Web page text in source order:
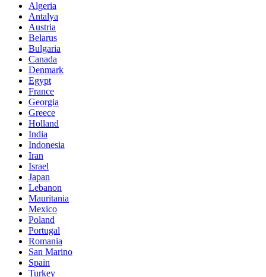
Algeria
Antalya
Austria
Belarus
Bulgaria
Canada
Denmark
Egypt
France
Georgia
Greece
Holland
India
Indonesia
Iran
Israel
Japan
Lebanon
Mauritania
Mexico
Poland
Portugal
Romania
San Marino
Spain
Turkey